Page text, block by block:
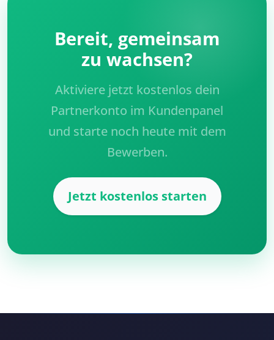
Bereit, gemeinsam
zu wachsen?
Aktiviere jetzt kostenlos dein
Partnerkonto im Kundenpanel
und starte noch heute mit dem
Bewerben.
Jetzt kostenlos starten